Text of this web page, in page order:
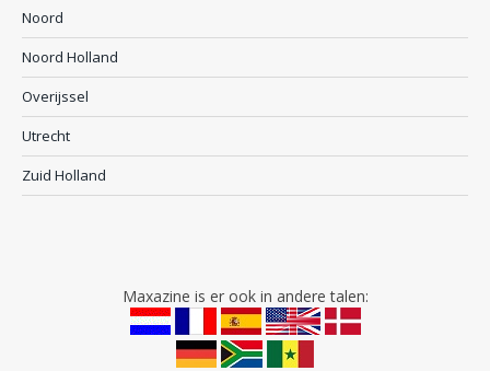
Noord
Noord Holland
Overijssel
Utrecht
Zuid Holland
Maxazine is er ook in andere talen: